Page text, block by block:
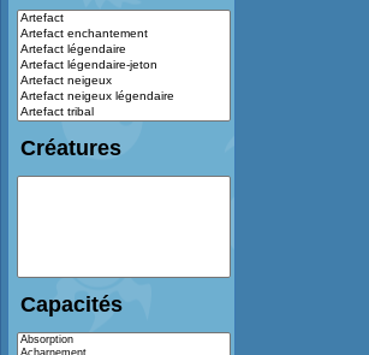
Créatures
Capacités